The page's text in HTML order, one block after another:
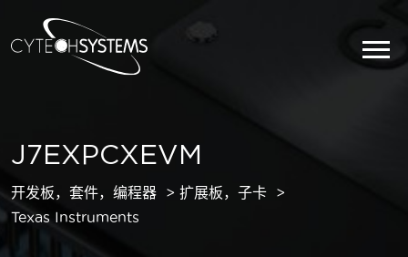
J7EXPCXEVM
开发板，套件，编程器
扩展板，子卡
Texas Instruments